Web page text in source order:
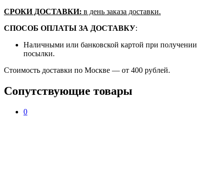
СРОКИ ДОСТАВКИ: в день заказа доставки.
СПОСОБ ОПЛАТЫ ЗА ДОСТАВКУ:
Наличными или банковской картой при получении
посылки.
Стоимость доставки по Москве — от 400 рублей.
Сопутствующие товары
0